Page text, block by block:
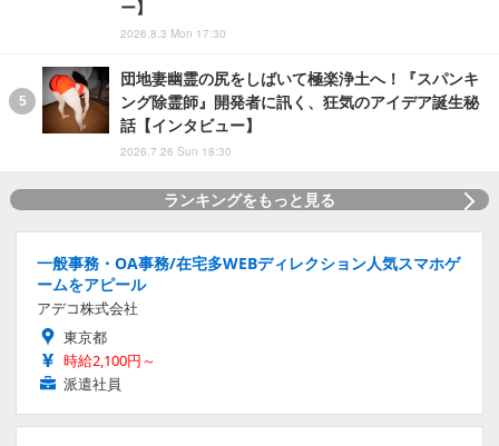
ー】
2026.8.3 Mon 17:30
団地妻幽霊の尻をしばいて極楽浄土へ！『スパンキ
ング除霊師』開発者に訊く、狂気のアイデア誕生秘
話【インタビュー】
2026.7.26 Sun 18:30
ランキングをもっと見る
一般事務・OA事務/在宅多WEBディレクション人気スマホゲ
ームをアピール
アデコ株式会社
東京都
時給2,100円～
派遣社員